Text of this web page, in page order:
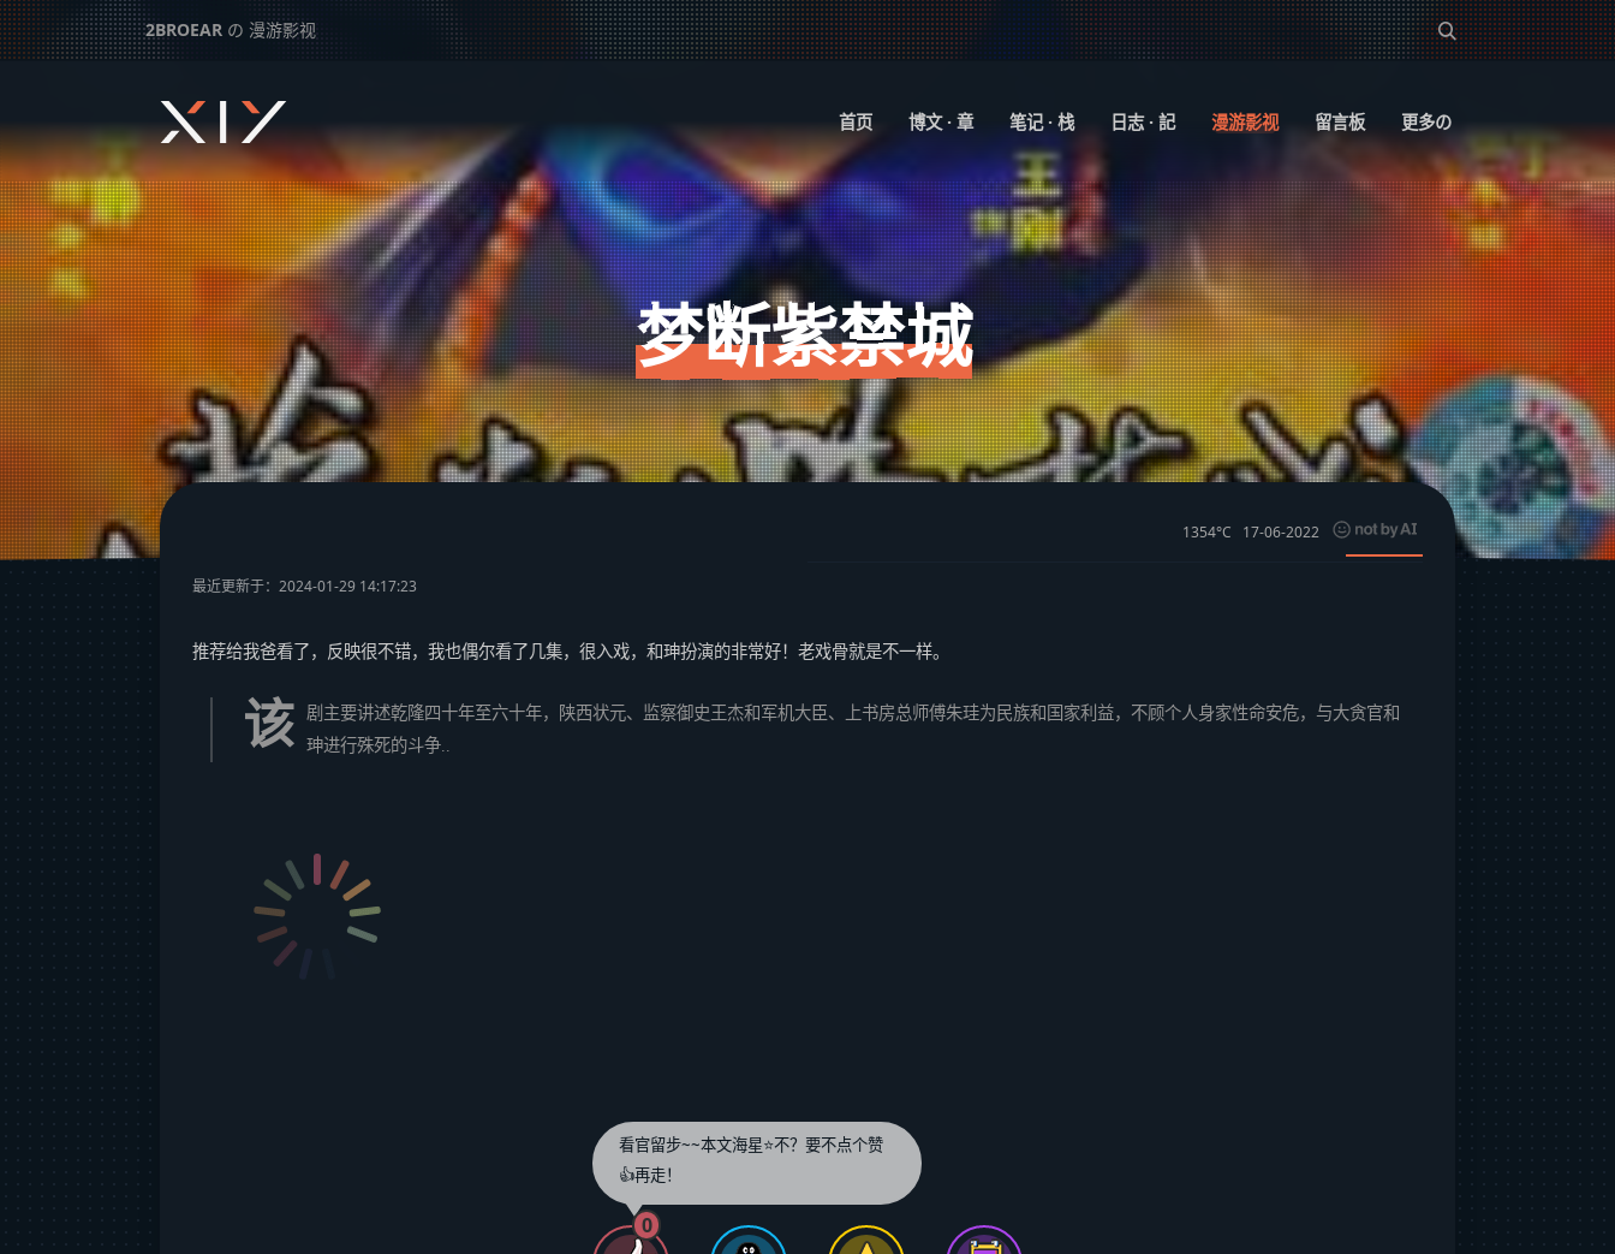
2BROEAR の 漫游影视
下一篇：宰相刘罗锅
首页 博文 · 章 笔记 · 栈 日志 · 記 漫游影视 留言板 更多の
梦断紫禁城
1354°C 17-06-2022
最近更新于：2024-01-29 14:17:23
推荐给我爸看了，反映很不错，我也偶尔看了几集，很入戏，和珅扮演的非常好！老戏骨就是不一样。
该
剧主要讲述乾隆四十年至六十年，陕西状元、监察御史王杰和军机大臣、上书房总师傅朱珪为民族和国家利益，不顾个人身家性命安危，与大贪官和
珅进行殊死的斗争..
看官留步~~本文海星⭐️不？要不点个赞
👍再走！
0